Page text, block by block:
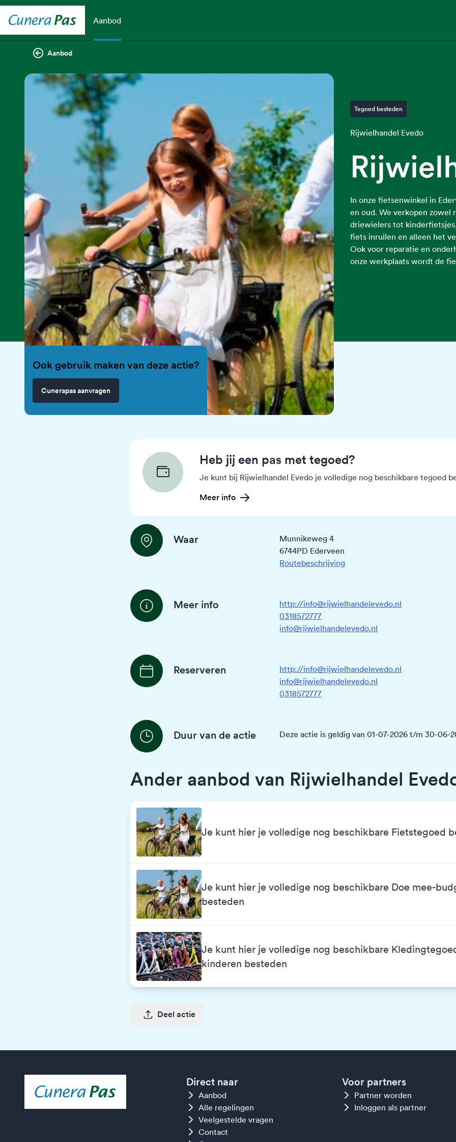
Aanbod
Aanbod
Tegoed besteden
Rijwielhandel Evedo
In onze fietsenwinkel in
en oud. We verkopen zowel
driewielers tot
fiets inruilen en alleen het
Ook voor reparatie en
onze werkplaats wordt de
Ook gebruik maken van deze actie?
Cunerapas aanvragen
Heb jij een pas met tegoed?
Je kunt bij Rijwielhandel Evedo je volledige nog beschikbare tegoed
Meer info
Waar
Munnikeweg 4
6744PD Ederveen
Routebeschrijving
Meer info
http://info@rijwielhandelevedo.nl
0318572777
info@rijwielhandelevedo.nl
Reserveren
http://info@rijwielhandelevedo.nl
info@rijwielhandelevedo.nl
0318572777
Duur van de actie Deze actie is geldig van 01-07-2026 t/m 30-06-
Ander aanbod van Rijwielhandel
Je kunt hier je volledige nog beschikbare Fietstegoed
Je kunt hier je volledige nog beschikbare Doe mee-
besteden
Je kunt hier je volledige nog beschikbare
kinderen besteden
Deel actie
Direct naar
Aanbod
Alle regelingen
Veelgestelde vragen
Contact
Voor partners
Partner worden
Inloggen als partner